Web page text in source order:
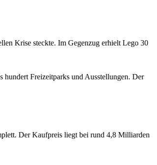
Krise steckte. Im Gegenzug erhielt Lego 30
Freizeitparks und Ausstellungen. Der
Der Kaufpreis liegt bei rund 4,8 Milliarden